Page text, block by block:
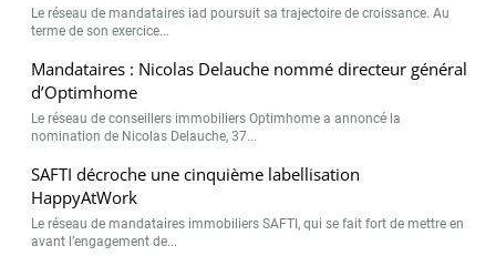
Le réseau de mandataires iad poursuit sa trajectoire de croissance. Au
terme de son exercice...
Mandataires : Nicolas Delauche nommé directeur général
d’Optimhome
Le réseau de conseillers immobiliers Optimhome a annoncé la
nomination de Nicolas Delauche, 37...
SAFTI décroche une cinquième labellisation
HappyAtWork
Le réseau de mandataires immobiliers SAFTI, qui se fait fort de mettre en
avant l’engagement de...